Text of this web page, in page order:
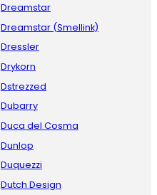
Dreamstar
Dreamstar (Smellink)
Dressler
Drykorn
Dstrezzed
Dubarry
Duca del Cosma
Dunlop
Duquezzi
Dutch Design